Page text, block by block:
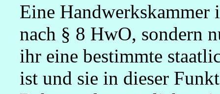
Eine Handwerkskammer
nach § 8 HwO, sondern
ihr eine bestimmte
ist und sie in dieser